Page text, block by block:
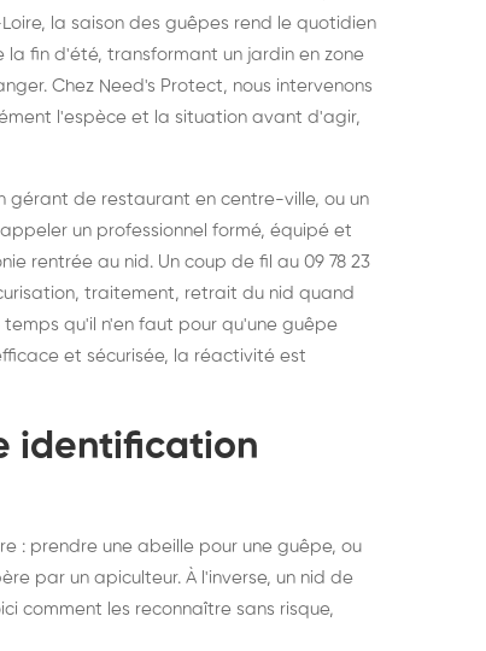
de nid de
:
partout en
la saison des guêpes rend le quotidien
fin d'été, transformant un jardin en zone
Chez Need's Protect, nous intervenons
l'espèce et la situation avant d'agir,
gérant de restaurant en centre-ville, ou un
un professionnel formé, équipé et
rentrée au nid. Un coup de fil au 09 78 23
traitement, retrait du nid quand
qu'il n'en faut pour qu'une guêpe
et sécurisée, la réactivité est
identification
: prendre une abeille pour une guêpe, ou
par un apiculteur. À l'inverse, un nid de
comment les reconnaître sans risque,